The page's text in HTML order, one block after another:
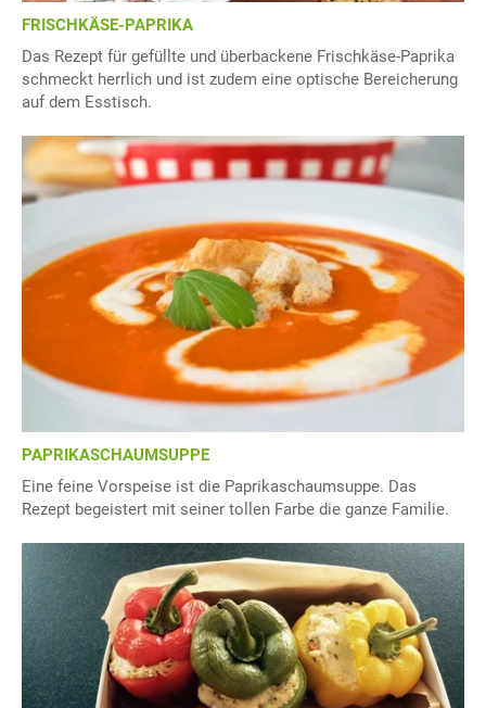
FRISCHKÄSE-PAPRIKA
Das Rezept für gefüllte und überbackene Frischkäse-Paprika
schmeckt herrlich und ist zudem eine optische Bereicherung
auf dem Esstisch.
PAPRIKASCHAUMSUPPE
Eine feine Vorspeise ist die Paprikaschaumsuppe. Das
Rezept begeistert mit seiner tollen Farbe die ganze Familie.